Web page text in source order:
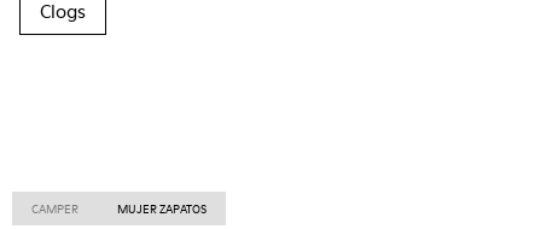
Clogs
CAMPER MUJER ZAPATOS